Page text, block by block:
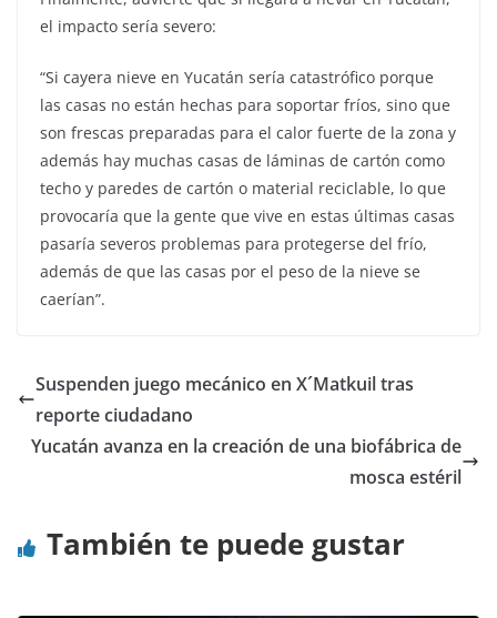
el impacto sería severo:
“Si cayera nieve en Yucatán sería catastrófico porque
las casas no están hechas para soportar fríos, sino que
son frescas preparadas para el calor fuerte de la zona y
además hay muchas casas de láminas de cartón como
techo y paredes de cartón o material reciclable, lo que
provocaría que la gente que vive en estas últimas casas
pasaría severos problemas para protegerse del frío,
además de que las casas por el peso de la nieve se
caerían”.
Suspenden juego mecánico en X´Matkuil tras
reporte ciudadano
Yucatán avanza en la creación de una biofábrica de
mosca estéril
También te puede gustar